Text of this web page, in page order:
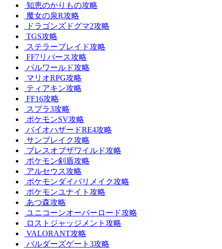
知恵のかりもの攻略
魔女の泉R攻略
ドラゴンズドグマ2攻略
TGS攻略
ステラーブレイド攻略
FF7リバース攻略
パルワールド攻略
マリオRPG攻略
ティアキン攻略
FF16攻略
スプラ3攻略
ポケモンSV攻略
バイオハザードRE4攻略
サンブレイク攻略
ブレスオブザワイルド攻略
ポケモン剣盾攻略
アルセウス攻略
ポケモンダイパリメイク攻略
ポケモンユナイト攻略
あつ森攻略
ユニコーンオーバーロード攻略
ロストジャッジメント攻略
VALORANT攻略
バルダーズゲート3攻略